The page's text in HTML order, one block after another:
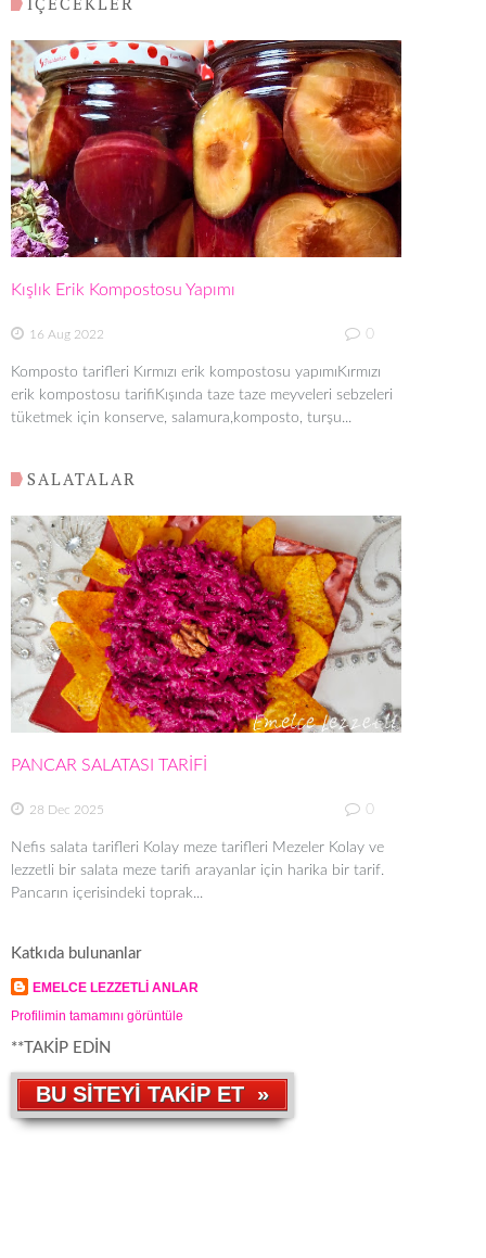
Kışlık Erik Kompostosu Yapımı
16 Aug 2022 0
Komposto tarifleri Kırmızı erik kompostosu yapımıKırmızı
erik kompostosu tarifiKışında taze taze meyveleri sebzeleri
tüketmek için konserve, salamura,komposto, turşu...
SALATALAR
PANCAR SALATASI TARİFİ
28 Dec 2025 0
Nefis salata tarifleri Kolay meze tarifleri Mezeler Kolay ve
lezzetli bir salata meze tarifi arayanlar için harika bir tarif.
Pancarın içerisindeki toprak...
Katkıda bulunanlar
EMELCE LEZZETLİ ANLAR
Profilimin tamamını görüntüle
**TAKİP EDİN
BU SİTEYİ TAKİP ET »